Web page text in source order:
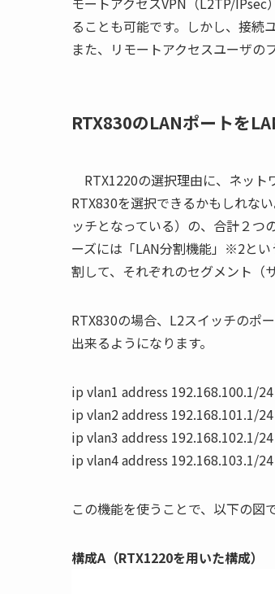
ることも可能です。しかし、接続
また、リモートアクセスユーザの
RTX830のLANポートを
RTX1220の選択理由に、ネット
RTX830を選択できるかもしれな
ッチとなっている）の、合計２つ
ーズには「LAN分割機能」※2と
割して、それぞれのセグメント（
RTX830の場合、L2スイッチのポ
出来るようになります。
ip vlan1 address 192.168.100.1/24
ip vlan2 address 192.168.101.1/24
ip vlan3 address 192.168.102.1/24
ip vlan4 address 192.168.103.1/24
この機能を使うことで、以下の図
構成A（RTX1220を用いた構成）